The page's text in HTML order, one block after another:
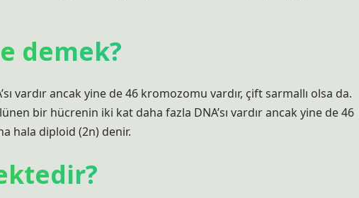
demek?
vardır ancak yine de 46 kromozomu vardır, çift sarmallı olsa da.
bir hücrenin iki kat daha fazla DNA’sı vardır ancak yine de 46
hala diploid (2n) denir.